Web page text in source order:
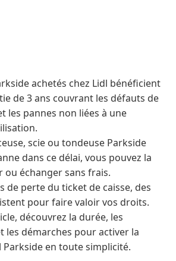
achetés chez Lidl bénéficient
de 3 ans couvrant les défauts de
les pannes non liées à une
scie ou tondeuse Parkside
dans ce délai, vous pouvez la
ou échanger sans frais.
de perte du ticket de caisse, des
pour faire valoir vos droits.
découvrez la durée, les
les démarches pour activer la
Parkside en toute simplicité.